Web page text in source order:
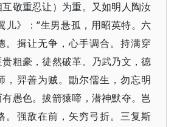
敬重忍让）为重。又如明人陶汝
儿》：“生男悬孤，用昭英特。六
。揖让无争，心手调合。持满穿
粗豪，徒然破革。乃武乃文，德
，羿善为贼。勖尔儒生，勿忘明
愚色。拔箭猿啼，潜神默夺。岂
。强敌在前，矢穷弓折。三复斯